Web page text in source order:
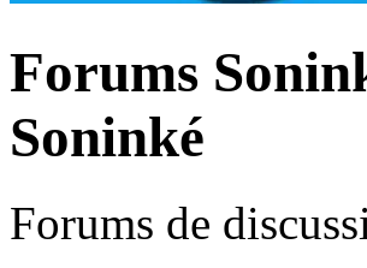
Forums
Soninké
Forums de